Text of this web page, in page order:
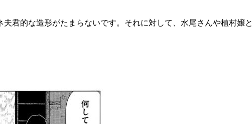
君的な造形がたまらないです。それに対して、水尾さんや植村嬢と